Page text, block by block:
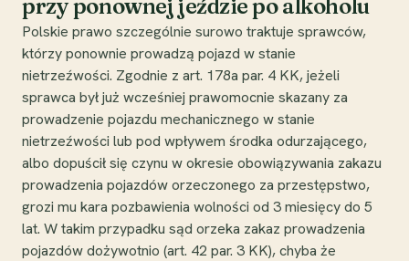
przy ponownej jeździe po alkoholu
Polskie prawo szczególnie surowo traktuje sprawców,
którzy ponownie prowadzą pojazd w stanie
nietrzeźwości. Zgodnie z art. 178a par. 4 KK, jeżeli
sprawca był już wcześniej prawomocnie skazany za
prowadzenie pojazdu mechanicznego w stanie
nietrzeźwości lub pod wpływem środka odurzającego,
albo dopuścił się czynu w okresie obowiązywania zakazu
prowadzenia pojazdów orzeczonego za przestępstwo,
grozi mu kara pozbawienia wolności od 3 miesięcy do 5
lat. W takim przypadku sąd orzeka zakaz prowadzenia
pojazdów dożywotnio (art. 42 par. 3 KK), chyba że